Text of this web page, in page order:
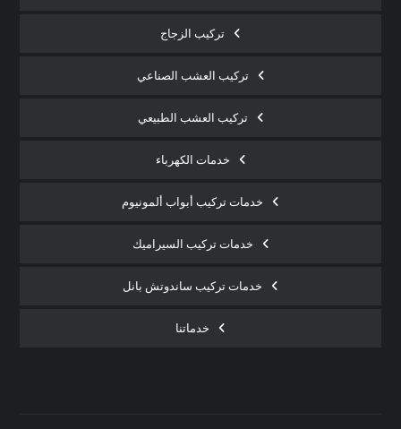
تركيب الزجاج
تركيب العشب الصناعي
تركيب العشب الطبيعي
خدمات الكهرباء
خدمات تركيب أبواب ألمونيوم
خدمات تركيب السيراميك
خدمات تركيب ساندوتش بانل
خدماتنا